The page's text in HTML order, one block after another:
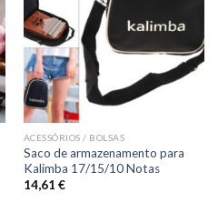
ACESSÓRIOS / BOLSAS
Saco de armazenamento para
Kalimba 17/15/10 Notas
14,61 €